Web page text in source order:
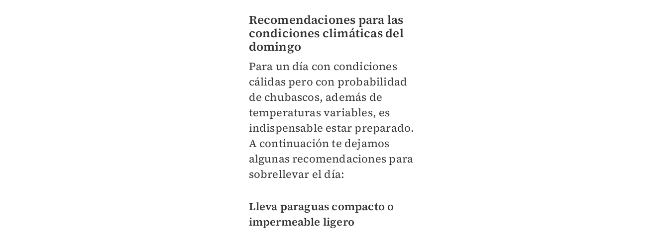
Recomendaciones para las
condiciones climáticas del
domingo
Para un día con condiciones
cálidas pero con probabilidad
de chubascos, además de
temperaturas variables, es
indispensable estar preparado.
A continuación te dejamos
algunas recomendaciones para
sobrellevar el día:
Lleva paraguas compacto o
impermeable ligero